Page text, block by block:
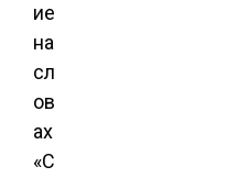
ие
на
сл
ов
ах
«С